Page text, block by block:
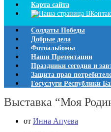
Карта сайта
Солдаты Победы
Добрые дела
Фотоальбомы
Наши Презентации
Праздники сегодня и
Защита прав
Госуслуги Республики
Выставка “Моя
от Инна Апуева